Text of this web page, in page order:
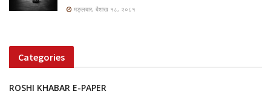
मङ्लबार, बैशाख १८, २०८१
Categories
ROSHI KHABAR E-PAPER